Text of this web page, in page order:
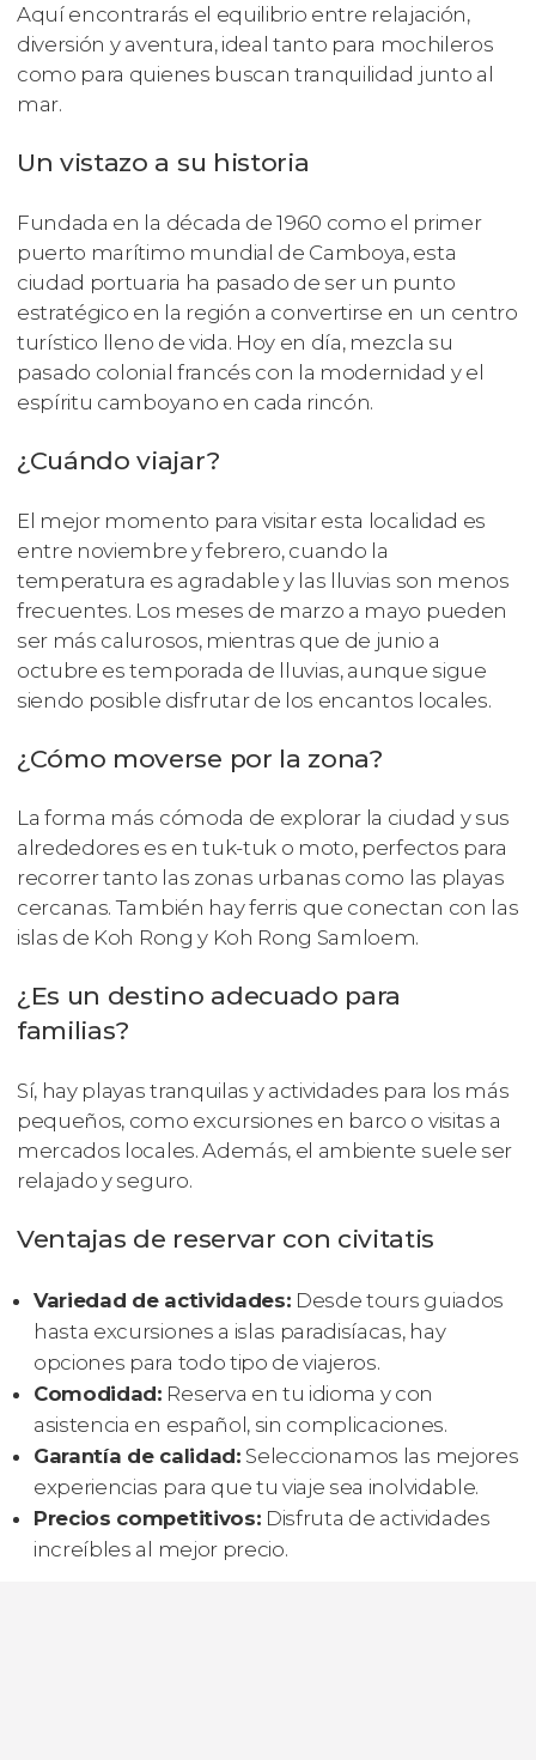
Aquí encontrarás el equilibrio entre relajación,
diversión y aventura, ideal tanto para mochileros
como para quienes buscan tranquilidad junto al
mar.
Un vistazo a su historia
Fundada en la década de 1960 como el primer
puerto marítimo mundial de Camboya, esta
ciudad portuaria ha pasado de ser un punto
estratégico en la región a convertirse en un centro
turístico lleno de vida. Hoy en día, mezcla su
pasado colonial francés con la modernidad y el
espíritu camboyano en cada rincón.
¿Cuándo viajar?
El mejor momento para visitar esta localidad es
entre noviembre y febrero, cuando la
temperatura es agradable y las lluvias son menos
frecuentes. Los meses de marzo a mayo pueden
ser más calurosos, mientras que de junio a
octubre es temporada de lluvias, aunque sigue
siendo posible disfrutar de los encantos locales.
¿Cómo moverse por la zona?
La forma más cómoda de explorar la ciudad y sus
alrededores es en tuk-tuk o moto, perfectos para
recorrer tanto las zonas urbanas como las playas
cercanas. También hay ferris que conectan con las
islas de Koh Rong y Koh Rong Samloem.
¿Es un destino adecuado para
familias?
Sí, hay playas tranquilas y actividades para los más
pequeños, como excursiones en barco o visitas a
mercados locales. Además, el ambiente suele ser
relajado y seguro.
Ventajas de reservar con civitatis
Variedad de actividades: Desde tours guiados
hasta excursiones a islas paradisíacas, hay
opciones para todo tipo de viajeros.
Comodidad: Reserva en tu idioma y con
asistencia en español, sin complicaciones.
Garantía de calidad: Seleccionamos las mejores
experiencias para que tu viaje sea inolvidable.
Precios competitivos: Disfruta de actividades
increíbles al mejor precio.